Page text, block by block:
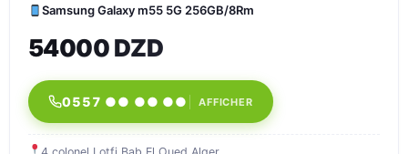
Samsung Galaxy m55 5G 256GB/8Rm
54000 DZD
0557 ●● ●● ●● AFFICHER